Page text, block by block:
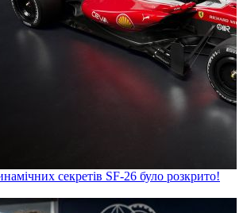
секретів SF-26 було розкрито!